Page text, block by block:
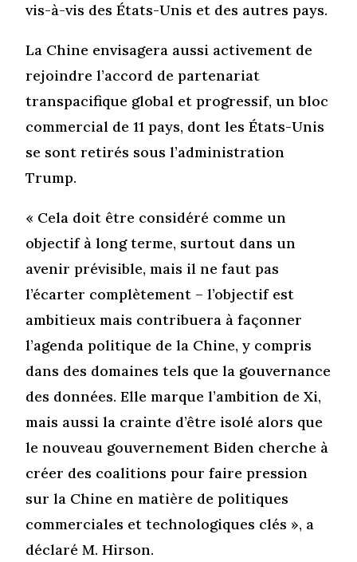
vis-à-vis des États-Unis et des autres pays.
La Chine envisagera aussi activement de
rejoindre l’accord de partenariat
transpacifique global et progressif, un bloc
commercial de 11 pays, dont les États-Unis
se sont retirés sous l’administration
Trump.
« Cela doit être considéré comme un
objectif à long terme, surtout dans un
avenir prévisible, mais il ne faut pas
l’écarter complètement – l’objectif est
ambitieux mais contribuera à façonner
l’agenda politique de la Chine, y compris
dans des domaines tels que la gouvernance
des données. Elle marque l’ambition de Xi,
mais aussi la crainte d’être isolé alors que
le nouveau gouvernement Biden cherche à
créer des coalitions pour faire pression
sur la Chine en matière de politiques
commerciales et technologiques clés », a
déclaré M. Hirson.